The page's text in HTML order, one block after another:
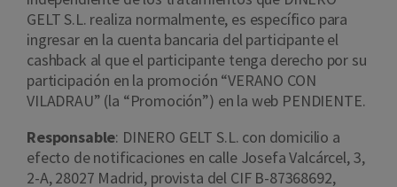
GELT S.L. realiza normalmente, es específico para
ingresar en la cuenta bancaria del participante el
cashback al que el participante tenga derecho por su
participación en la promoción “VERANO CON
VILADRAU” (la “Promoción”) en la web PENDIENTE.
Responsable: DINERO GELT S.L. con domicilio a
efecto de notificaciones en calle Josefa Valcárcel, 3,
2-A, 28027 Madrid, provista del CIF B-87368692,